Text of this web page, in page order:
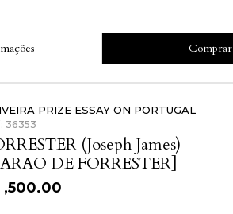
Comprar
PRIZE ESSAY ON PORTUGAL
36353
(Joseph James)
DE FORRESTER]
,500.00